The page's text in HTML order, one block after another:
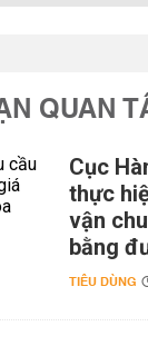
QUAN
Cục
thực
vận
bằng
TIÊU DÙNG